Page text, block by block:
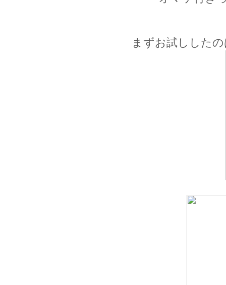
まずお試しした